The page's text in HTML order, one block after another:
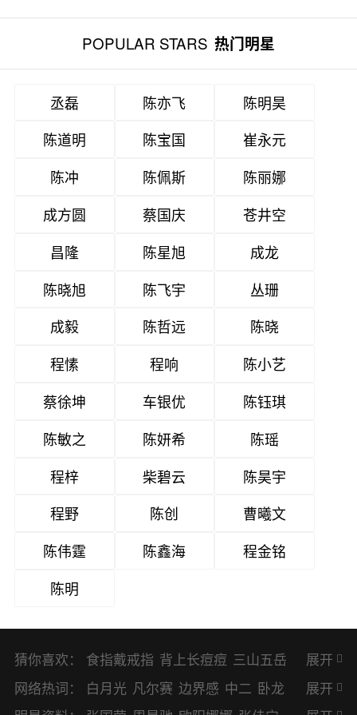
POPULAR STARS 热门明星
丞磊 陈亦飞
陈明昊
陈道明
陈宝国
崔永元
陈冲
陈佩斯
陈丽娜
成方圆
蔡国庆
苍井空
昌隆
陈星旭
成龙
陈晓旭
陈飞宇
丛珊
成毅
陈哲远
陈晓
程愫
程响
陈小艺
蔡徐坤
车银优
陈钰琪
陈敏之
陈妍希
陈瑶
程梓
柴碧云
陈昊宇
程野
陈创
曹曦文
陈伟霆
陈鑫海
程金铭
陈明
猜你喜欢： 食指戴戒指 背上长痘痘 三山五岳
避暑胜地
展开
网络热词：
白月光 凡尔赛 边界感 中二 卧龙
展开